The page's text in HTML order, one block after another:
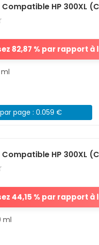
HP 300XL
82,87 % par rapport
page : 0.059 €
HP 300XL
44,15 % par rapport
ml